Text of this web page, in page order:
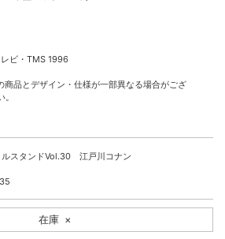
ビ・TMS 1996
品とデザイン・仕様が一部異なる場合がござ
スタンドVol.30 江戸川コナン
在庫 ×